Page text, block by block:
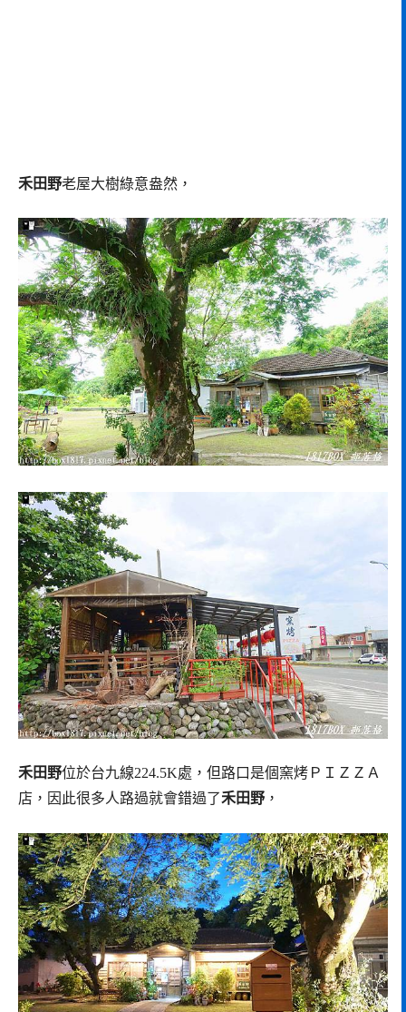
禾田野老屋大樹綠意盎然，
禾田野位於台九線224.5K處，但路口是個窯烤ＰＩＺＺＡ
店，因此很多人路過就會錯過了禾田野 ，